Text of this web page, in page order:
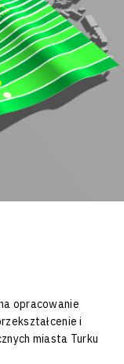
opracowanie
i
miasta Turku